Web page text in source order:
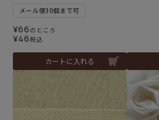
メール便30個まで可
¥66 のところ
¥46税込
カートに入れる